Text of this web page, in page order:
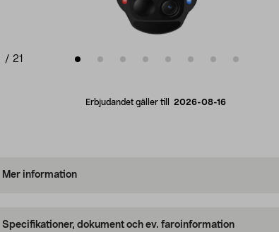
/ 21
Erbjudandet gäller till 2026-08-16
Mer information
Specifikationer, dokument och ev. faroinformation